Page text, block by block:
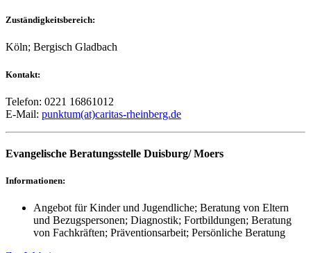
Zuständigkeitsbereich:
Köln; Bergisch Gladbach
Kontakt:
Telefon: 0221 16861012
E-Mail: punktum(at)caritas-rheinberg.de
Evangelische Beratungsstelle Duisburg/ Moers
Informationen:
Angebot für Kinder und Jugendliche; Beratung von Eltern
und Bezugspersonen; Diagnostik; Fortbildungen; Beratung
von Fachkräften; Präventionsarbeit; Persönliche Beratung